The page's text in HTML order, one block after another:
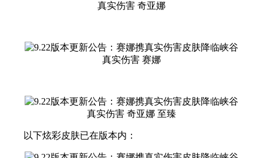
真实伤害 奇亚娜
真实伤害 赛娜
真实伤害 奇亚娜 至臻
以下炫彩皮肤已在版本内：